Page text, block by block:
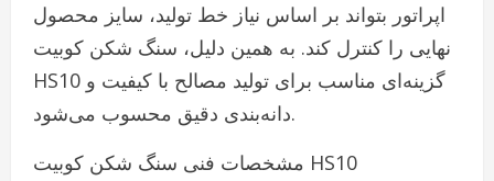
اپراتور بتواند بر اساس نیاز خط تولید، سایز محصول
نهایی را کنترل کند. به همین دلیل، سنگ شکن کوبیت
HS10 گزینه‌ای مناسب برای تولید مصالح با کیفیت و
دانه‌بندی دقیق محسوب می‌شود.
مشخصات فنی سنگ شکن کوبیت HS10